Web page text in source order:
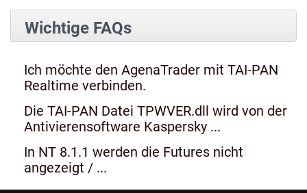
Wichtige FAQs
Ich möchte den AgenaTrader mit TAI-PAN
Realtime verbinden.
Die TAI-PAN Datei TPWVER.dll wird von der
Antivierensoftware Kaspersky ...
In NT 8.1.1 werden die Futures nicht
angezeigt / ...